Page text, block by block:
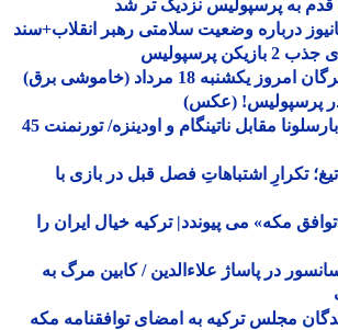
پرسپولیس نزدیک تر شد
وضعیت سلامتی رهبر انقلاب+سند
18 مرداد (خاموشی برق)
(عکس)
ویدیو| خلاصه بازی بارسلونا مقابل ناتینگام و اودینزه/ تورنمنت 45
تکرارِ اشتباهاتِ فصل قبل در بازی با
مکه» می پیوندد| ترکیه خیال ایران را
در پاساژ علاءالدین / کابین مرگ به
مجلس ترکیه به امضای توافقنامه مکه